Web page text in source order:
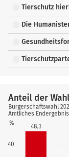
Tierschutz
Die
40
%
48,3
Anteil der
Bürgerschaftswahl
Amtliches Endergebnis